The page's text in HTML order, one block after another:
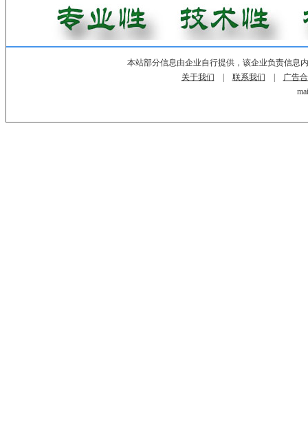
本站部分信息由企业自行提供，该企业负责信息
关于我们
联系我们
广告